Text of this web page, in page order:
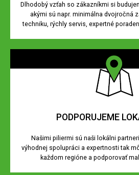
Dlhodobý vzťah so zákazníkmi si
akými sú napr. minimálna dvojročná
techniku, rýchly servis, expertné
PODPORUJEME
Našimi piliermi sú naši lokálni
výhodnej spolupráci a expertnosti tak
každom regióne a podporovať